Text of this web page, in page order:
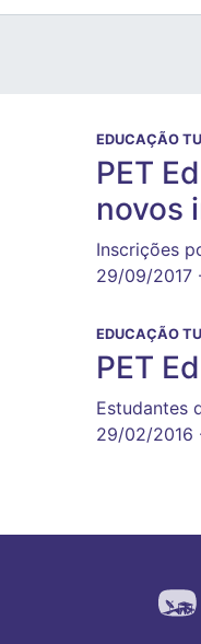
EDUCAÇÃO
PET
novos
Inscrições
29/09/2017
EDUCAÇÃO
PET
Estudantes
29/02/2016